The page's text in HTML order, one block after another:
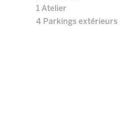
1 Atelier
4 Parkings extérieurs